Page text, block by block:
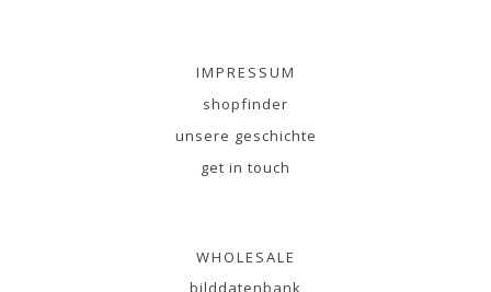
IMPRESSUM
shopfinder
unsere geschichte
get in touch
WHOLESALE
bilddatenbank